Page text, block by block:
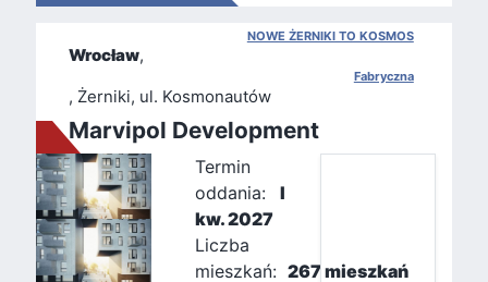
NOWE ŻERNIKI TO KOSMOS
Wrocław,
Fabryczna
, Żerniki, ul. Kosmonautów
Marvipol Development
Termin
oddania:
I
kw. 2027
Liczba
mieszkań: 267 mieszkań